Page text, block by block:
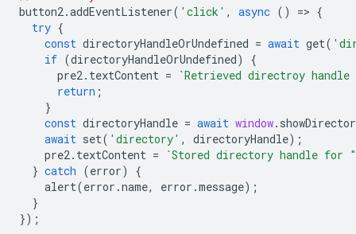
button2.addEventListener( 'click' , async () => {
try {
const directoryHandleOrUndefined = await get(
if (directoryHandleOrUndefined)
{
pre2. textContent =
`Retrieved directroy
return ;
}
const directoryHandle = await window.
await set( 'directory' , directoryHandle);
pre2. textContent =
`Stored directory handle for "
} catch (error)
{
alert(error .name, error .message);
}
});